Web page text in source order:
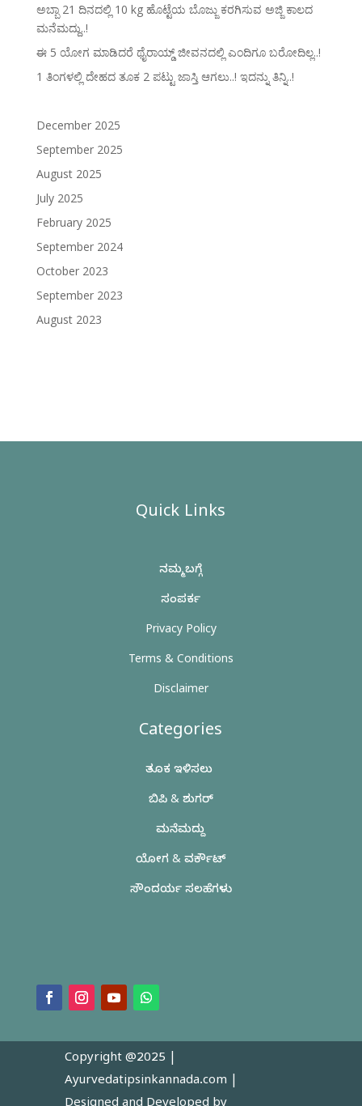
ಅಬ್ಬಾ 21 ದಿನದಲ್ಲಿ 10 kg ಹೊಟ್ಟೆಯ ಬೊಜ್ಜು ಕರಗಿಸುವ ಅಜ್ಜಿ ಕಾಲದ
ಮನೆಮದ್ದು..!
ಈ 5 ಯೋಗ ಮಾಡಿದರೆ ಥೈರಾಯ್ಡ್‌ ಜೀವನದಲ್ಲಿ ಎಂದಿಗೂ ಬರೋದಿಲ್ಲ..!
1 ತಿಂಗಳಲ್ಲಿ ದೇಹದ ತೂಕ 2 ಪಟ್ಟು ಜಾಸ್ತಿ ಆಗಲು..! ಇದನ್ನು ತಿನ್ನಿ..!
December 2025
September 2025
August 2025
July 2025
February 2025
September 2024
October 2023
September 2023
August 2023
Quick Links
ನಮ್ಮ ಬಗ್ಗೆ
ಸಂಪರ್ಕ
Privacy Policy
Terms & Conditions
Disclaimer
Categories
ತೂಕ ಇಳಿಸಲು
ಬಿಪಿ & ಶುಗರ್
ಮನೆಮದ್ದು
ಯೋಗ & ವರ್ಕೌಟ್
ಸೌಂದರ್ಯ ಸಲಹೆಗಳು
Copyright @2025 |
Ayurvedatipsinkannada.com